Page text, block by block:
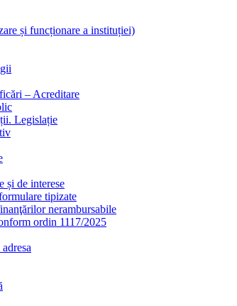
și funcționare a instituției)
– Acreditare
Legislație
și de interese
tipizate
nerambursabile
ordin 1117/2025